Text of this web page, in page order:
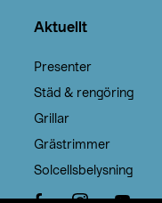
Aktuellt
Presenter
Städ & rengöring
Grillar
Grästrimmer
Solcellsbelysning